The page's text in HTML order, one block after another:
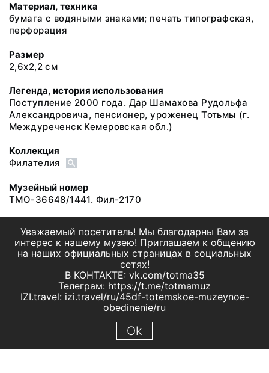
Материал, техника
бумага с водяными знаками; печать типографская,
перфорация
Размер
2,6х2,2 см
Легенда, история использования
Поступление 2000 года. Дар Шамахова Рудольфа
Александровича, пенсионер, уроженец Тотьмы (г.
Междуреченск Кемеровская обл.)
Коллекция
Филателия
Музейный номер
ТМО-36648/1441. Фил-2170
Уважаемый посетитель! Мы благодарны Вам за
интерес к нашему музею! Приглашаем к общению
на наших официальных страницах в социальных
сетях!
В КОНТАКТЕ: vk.com/totma35
Телеграм: https://t.me/totmamuz
IZI.travel: izi.travel/ru/45df-totemskoe-muzeynoe-
obedinenie/ru
Ok